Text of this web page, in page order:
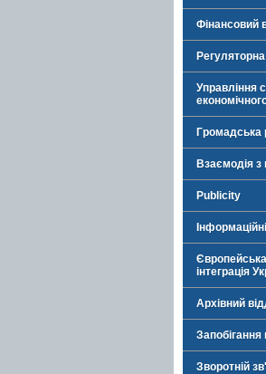
Фінансовий
Управління
Громадська
Взаємодія з
Publicity
інтеграція
Архівний
Запобігання
Зворотній